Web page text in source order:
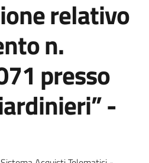
relativo
n.
presso
-